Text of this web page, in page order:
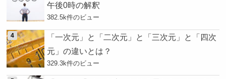
午後0時の解釈
382.5k件のビュー
「一次元」と「二次元」と「三次元」と「四次
元」の違いとは？
329.3k件のビュー